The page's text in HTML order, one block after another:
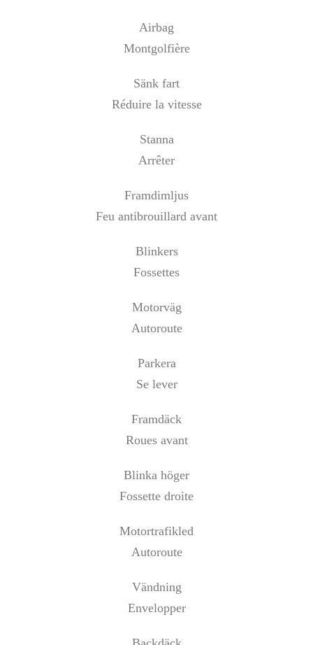
Airbag
Montgolfière
Sänk fart
Réduire la vitesse
Stanna
Arrêter
Framdimljus
Feu antibrouillard avant
Blinkers
Fossettes
Motorväg
Autoroute
Parkera
Se lever
Framdäck
Roues avant
Blinka höger
Fossette droite
Motortrafikled
Autoroute
Vändning
Envelopper